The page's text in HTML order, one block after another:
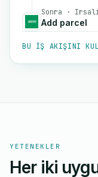
Sonra ·
Add parcel
BU IŞ AKIŞINI
YETENEKLER
Her iki